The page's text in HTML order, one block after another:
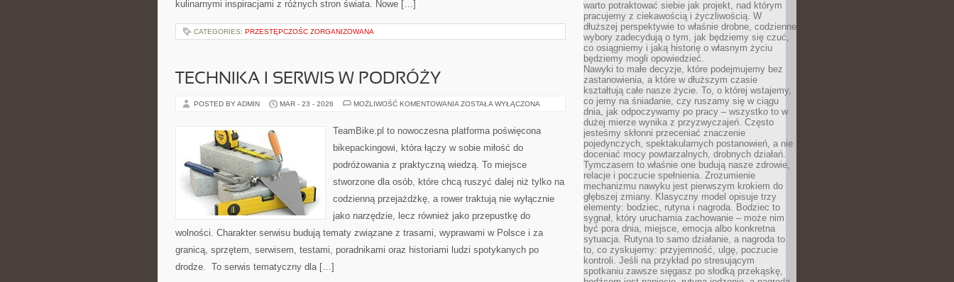
kulinarnymi inspiracjami z różnych stron świata. Nowe […]
CATEGORIES: PRZESTĘPCZOŚC ZORGANIZOWANA
TECHNIKA I SERWIS W PODRÓŻY
POSTED BY ADMIN MAR - 23 - 2026 MOŻLIWOŚĆ KOMENTOWANIA TECHNIKA
W
PODRÓŻY
ZOSTAŁA WYŁĄCZONA
TeamBike.pl to nowoczesna platforma poświęcona
bikepackingowi, która łączy w sobie miłość do
podróżowania z praktyczną wiedzą. To miejsce
stworzone dla osób, które chcą ruszyć dalej niż tylko na
codzienną przejażdżkę, a rower traktują nie wyłącznie
jako narzędzie, lecz również jako przepustkę do
wolności. Charakter serwisu budują tematy związane z trasami, wyprawami w Polsce i za
granicą, sprzętem, serwisem, testami, poradnikami oraz historiami ludzi spotykanych po
drodze. To serwis tematyczny dla […]
warto potraktować siebie jak projekt, nad którym
pracujemy z ciekawością i życzliwością. W
dłuższej perspektywie to właśnie drobne, codzienne
wybory zadecydują o tym, jak będziemy się czuć,
co osiągniemy i jaką historię o własnym życiu
będziemy mogli opowiedzieć.
Nawyki to małe decyzje, które podejmujemy bez
zastanowienia, a które w dłuższym czasie
kształtują całe nasze życie. To, o której wstajemy,
co jemy na śniadanie, czy ruszamy się w ciągu
dnia, jak odpoczywamy po pracy – wszystko to w
dużej mierze wynika z przyzwyczajeń. Często
jesteśmy skłonni przeceniać znaczenie
pojedynczych, spektakularnych postanowień, a nie
doceniać mocy powtarzalnych, drobnych działań.
Tymczasem to właśnie one budują nasze zdrowie,
relacje i poczucie spełnienia. Zrozumienie
mechanizmu nawyku jest pierwszym krokiem do
głębszej zmiany. Klasyczny model opisuje trzy
elementy: bodziec, rutyna i nagroda. Bodziec to
sygnał, który uruchamia zachowanie – może nim
być pora dnia, miejsce, emocja albo konkretna
sytuacja. Rutyna to samo działanie, a nagroda to
to, co zyskujemy: przyjemność, ulgę, poczucie
kontroli. Jeśli na przykład po stresującym
spotkaniu zawsze sięgasz po słodką przekąskę,